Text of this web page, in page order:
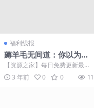
福利线报
薅羊毛无间道：你以为的
漏洞，很可能是营销
【资源之家】每日免费更新最热
门的副业项目资源 双11前，一则
商家被羊毛党薅倒的消...
3 年前 0 0 11